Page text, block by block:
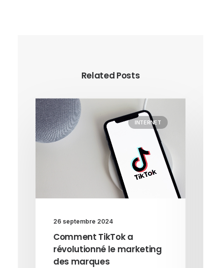
Related Posts
INTERNET
26 septembre 2024
Comment TikTok a
révolutionné le marketing
des marques